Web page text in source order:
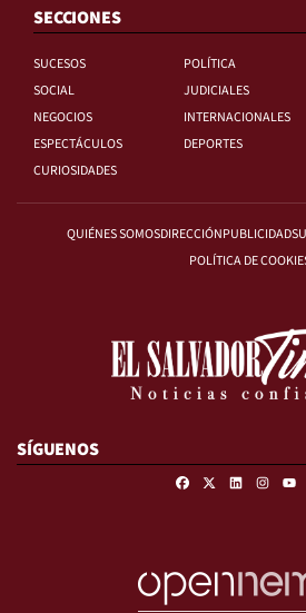
SECCIONES
SUCESOS
POLÍTICA
SOCIAL
JUDICIALES
NEGOCIOS
INTERNACIONALES
ESPECTÁCULOS
DEPORTES
CURIOSIDADES
QUIÉNES SOMOSDIRECCIÓNPUBLICIDAD
POLÍTICA DE
SÍGUENOS
FacebookLinkedin